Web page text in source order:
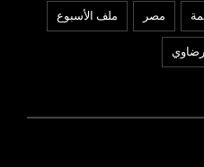
مصر ملف الأسبوع